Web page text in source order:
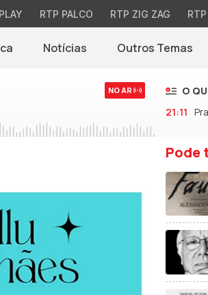
RTP PALCO RTP ZIG ZAG
Notícias(abre em nova janela)
Outros Temas
NO AR
O
21:11
Pode